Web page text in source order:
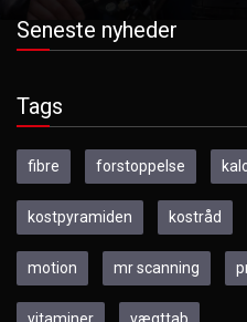
Seneste nyheder
Tags
fibre forstoppelse
kostpyramiden kostråd
motion mr scanning